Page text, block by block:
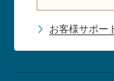
お客様サポー